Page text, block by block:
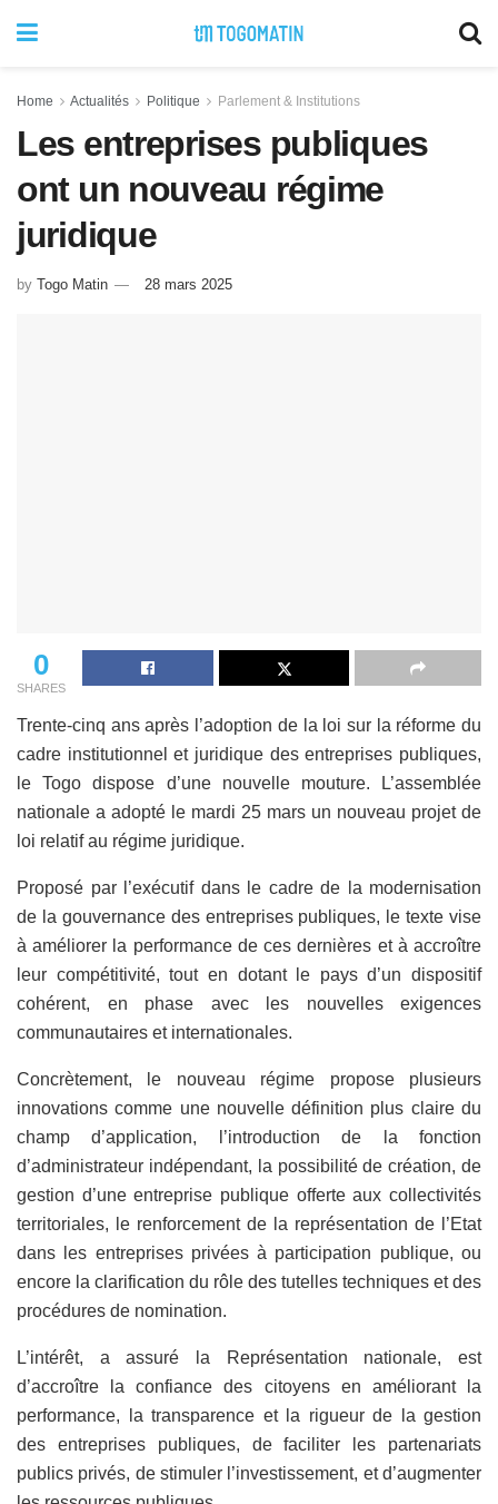
Home Actualités Politique Parlement & Institutions
Les entreprises publiques
ont un nouveau régime
juridique
by Togo Matin 28 mars 2025
0
SHARES
Trente-cinq ans après l’adoption de la loi sur la réforme du
cadre institutionnel et juridique des entreprises publiques,
le Togo dispose d’une nouvelle mouture. L’assemblée
nationale a adopté le mardi 25 mars un nouveau projet de
loi relatif au régime juridique.
Proposé par l’exécutif dans le cadre de la modernisation
de la gouvernance des entreprises publiques, le texte vise
à améliorer la performance de ces dernières et à accroître
leur compétitivité, tout en dotant le pays d’un dispositif
cohérent, en phase avec les nouvelles exigences
communautaires et internationales.
Concrètement, le nouveau régime propose plusieurs
innovations comme une nouvelle définition plus claire du
champ d’application, l’introduction de la fonction
d’administrateur indépendant, la possibilité de création, de
gestion d’une entreprise publique offerte aux collectivités
territoriales, le renforcement de la représentation de l’Etat
dans les entreprises privées à participation publique, ou
encore la clarification du rôle des tutelles techniques et des
procédures de nomination.
L’intérêt, a assuré la Représentation nationale, est
d’accroître la confiance des citoyens en améliorant la
performance, la transparence et la rigueur de la gestion
des entreprises publiques, de faciliter les partenariats
publics privés, de stimuler l’investissement, et d’augmenter